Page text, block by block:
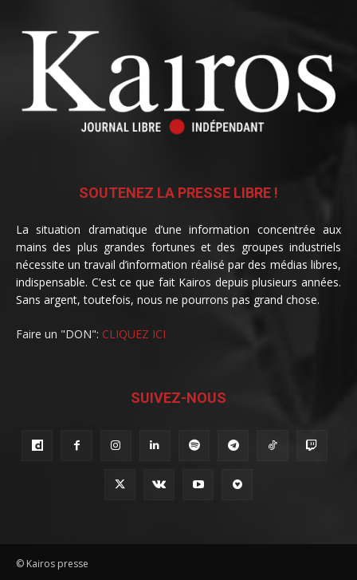
SOUTENEZ LA PRESSE LIBRE !
La situation dramatique d’une information concentrée aux
mains des plus grandes fortunes et des groupes industriels
nécessite un travail d’information réalisé par des médias libres,
indispensable. C’est ce que fait Kairos depuis plusieurs années.
Sans argent, toutefois, nous ne pourrons pas grand chose.
Faire un "DON": CLIQUEZ ICI
SUIVEZ-NOUS
© Kairos presse